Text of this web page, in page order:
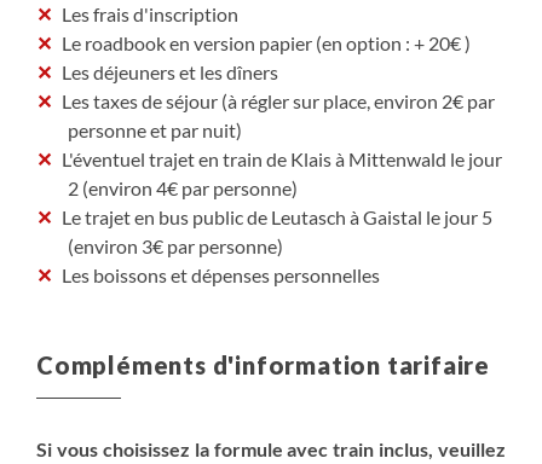
Les frais d'inscription
Le roadbook en version papier (en option : + 20€ )
Les déjeuners et les dîners
Les taxes de séjour (à régler sur place, environ 2€ par
personne et par nuit)
L'éventuel trajet en train de Klais à Mittenwald le jour
2 (environ 4€ par personne)
Le trajet en bus public de Leutasch à Gaistal le jour 5
(environ 3€ par personne)
Les boissons et dépenses personnelles
Compléments d'information tarifaire
Si vous choisissez la formule avec train inclus, veuillez